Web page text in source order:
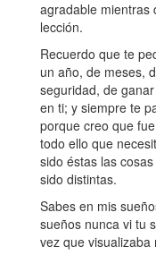
agradable mientras
lección.
Recuerdo que te
un año, de meses,
seguridad, de
en ti; y siempre te
porque creo que
todo ello que
sido éstas las
sido distintas.
Sabes en mis
sueños nunca vi tu
vez que